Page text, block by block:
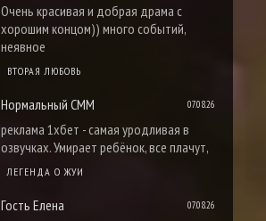
Очень красивая и добрая драма с
хорошим концом)) много событий,
неявное
ВТОРАЯ ЛЮБОВЬ
Нормальный СММ 07.08.26
реклама 1хбет - самая уродливая в
озвучках. Умирает ребёнок, все плачут,
ЛЕГЕНДА О ЖУИ
Гость Елена 07.08.26